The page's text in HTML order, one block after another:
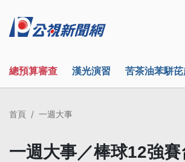
總預算審查 漢光演習 苦茶油苯駢
首頁 一週大事
一週大事／棒球12強